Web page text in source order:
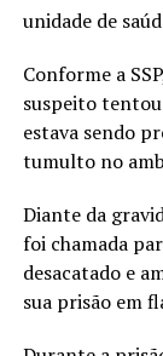
unidade de
Conforme a
suspeito
estava sendo
tumulto no
Diante da
foi chamada
desacatado e
sua prisão em